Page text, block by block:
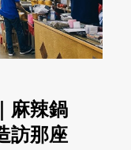
麻辣鍋
訪那座